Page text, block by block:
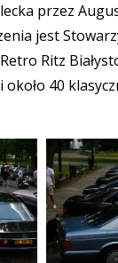
przez
jest
Ritz
40